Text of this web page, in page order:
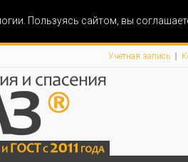
Пользуясь сайтом, вы
Учетная запись